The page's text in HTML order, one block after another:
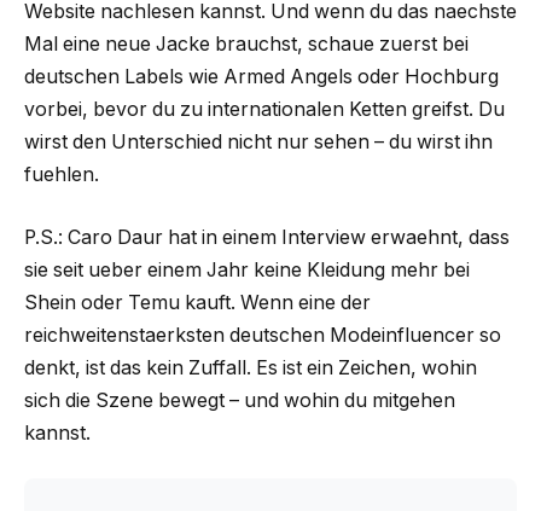
Website nachlesen kannst. Und wenn du das naechste
Mal eine neue Jacke brauchst, schaue zuerst bei
deutschen Labels wie Armed Angels oder Hochburg
vorbei, bevor du zu internationalen Ketten greifst. Du
wirst den Unterschied nicht nur sehen – du wirst ihn
fuehlen.
P.S.: Caro Daur hat in einem Interview erwaehnt, dass
sie seit ueber einem Jahr keine Kleidung mehr bei
Shein oder Temu kauft. Wenn eine der
reichweitenstaerksten deutschen Modeinfluencer so
denkt, ist das kein Zuffall. Es ist ein Zeichen, wohin
sich die Szene bewegt – und wohin du mitgehen
kannst.